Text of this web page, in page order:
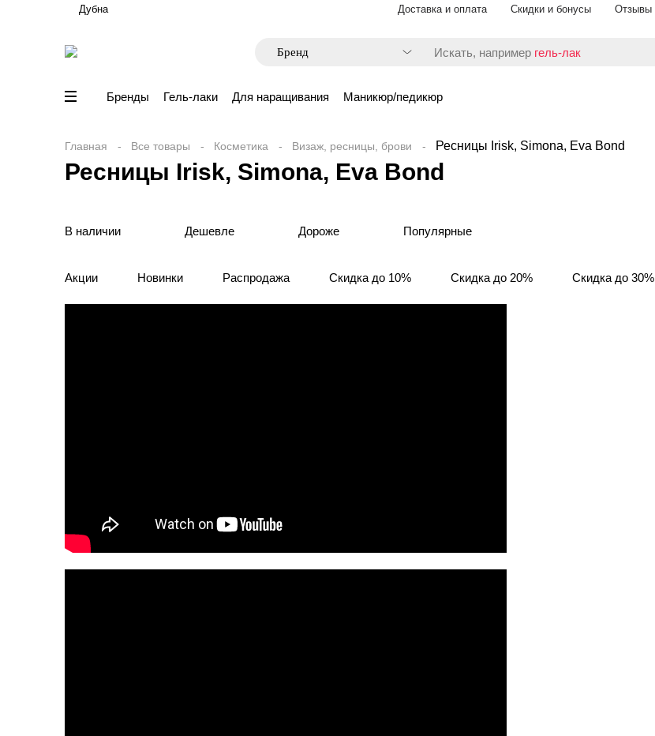
Дубна Доставка и оплата Скидки и бонусы Отзывы
Искать, например гель-лак
Бренды Гель-лаки Для наращивания Маникюр/педикюр
Главная Все товары Косметика Визаж, ресницы, брови Ресницы Irisk, Simona, Eva Bond
Ресницы Irisk, Simona, Eva Bond
В наличии Дешевле Дороже Популярные
Акции Новинки Распродажа Скидка до 10% Скидка до 20% Скидка до 30%